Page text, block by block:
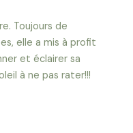
Toujours de
elle a mis à profit
et éclairer sa
à ne pas rater!!!